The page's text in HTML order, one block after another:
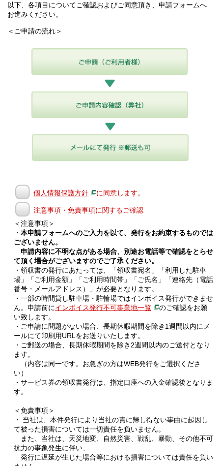
以下、各項目についてご確認およびご同意頂き、申請フォームへ
お進みください。
＜ご申請の流れ＞
個人情報保護方針 に同意します。
注意事項・免責事項に関するご確認
＜注意事項＞
・ 本申請フォームへのご入力を以て、発行をお約束するものでは
ございません。
申請内容に不明な点がある場合、別途お電話等で確認をとらせ
て頂く場合がございますのでご了承ください。
・領収書の発行にあたっては、「領収書宛名」「利用した駐車
場」「ご利用金額」「ご利用時間帯」「ご氏名」「連絡先（電話
番号・メールアドレス）」が必要となります。
・一部の時間貸し駐車場・駐輪場ではインボイス発行ができませ
ん。申請前にインボイス発行不可事業地一覧
のご確認をお願
い致します。
・ご申請に問題がない場合、長期休暇期間を除き1週間以内にメ
ールにて印刷用URLをお送りいたします。
・ご郵送の場合、長期休暇期間を除き2週間以内のご送付となり
ます。
（内容は同一です。お急ぎの方はWEB発行をご選択くださ
い）
・サービス券の領収書発行は、指定口座への入金確認後となりま
す。
＜免責事項＞
・ 当社は、本件発行により当社の責に帰し得ない事由に起因し
て被った損害については一切責任を負いません。
また、当社は、天災地変、自然災害、戦乱、暴動、その他不可
抗力の事象発生に伴い、
発行に遅延が生じた場合等における損害については責任を負い